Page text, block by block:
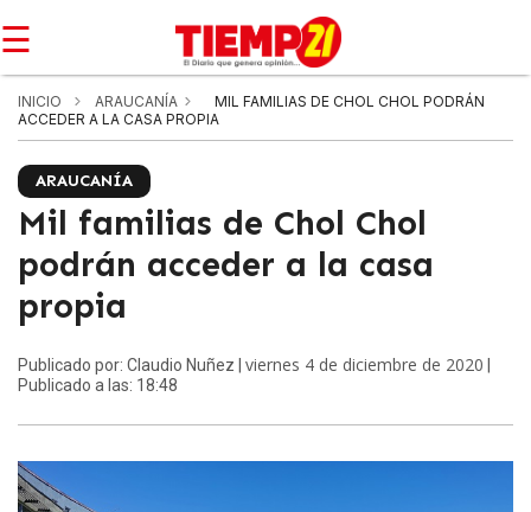
☰
INICIO ARAUCANÍA
MIL FAMILIAS DE CHOL CHOL PODRÁN
ACCEDER A LA CASA PROPIA
ARAUCANÍA
Mil familias de Chol Chol
podrán acceder a la casa
propia
Publicado por: Claudio Nuñez | viernes 4 de diciembre de 2020
Publicado a las: 18:48